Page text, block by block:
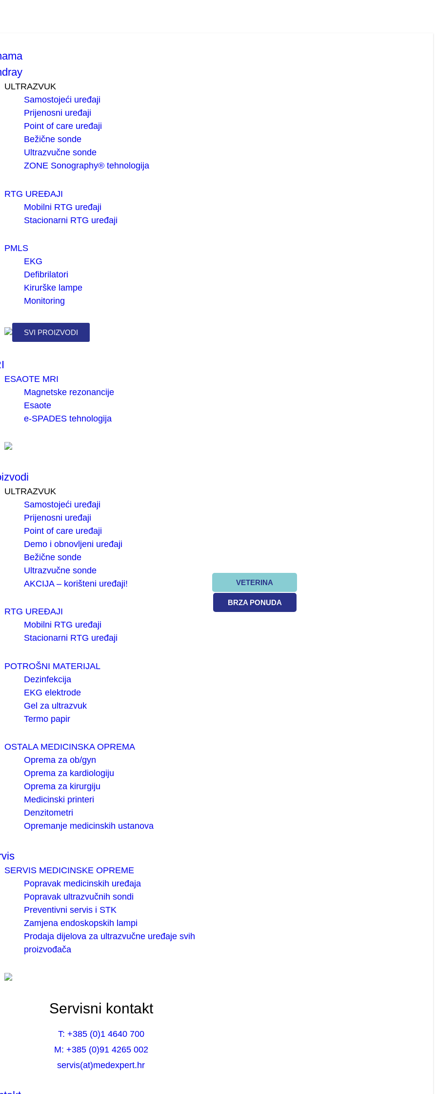
ULTRAZVUK
Samostojeći uređaji
Prijenosni uređaji
Point of care uređaji
Bežične sonde
Ultrazvučne sonde
ZONE Sonography® tehnologija
RTG UREĐAJI
Mobilni RTG uređaji
Stacionarni RTG uređaji
PMLS
EKG
Defibrilatori
Kirurške lampe
Monitoring
SVI PROIZVODI
ESAOTE MRI
Magnetske rezonancije
Esaote
e-SPADES tehnologija
ULTRAZVUK
Samostojeći uređaji
Prijenosni uređaji
Point of care uređaji
Demo i obnovljeni uređaji
Bežične sonde
Ultrazvučne sonde
AKCIJA – korišteni uređaji!
RTG UREĐAJI
Mobilni RTG uređaji
Stacionarni RTG uređaji
POTROŠNI MATERIJAL
Dezinfekcija
EKG elektrode
Gel za ultrazvuk
Termo papir
OSTALA MEDICINSKA OPREMA
Oprema za ob/gyn
Oprema za kardiologiju
Oprema za kirurgiju
Medicinski printeri
Denzitometri
Opremanje medicinskih ustanova
SERVIS MEDICINSKE OPREME
Popravak medicinskih uređaja
Popravak ultrazvučnih sondi
Preventivni servis i STK
Zamjena endoskopskih lampi
Prodaja dijelova za ultrazvučne uređaje svih
proizvođača
Servisni kontakt
T: +385 (0)1 4640 700
M: +385 (0)91 4265 002
servis(at)medexpert.hr
VETERINA
BRZA PONUDA